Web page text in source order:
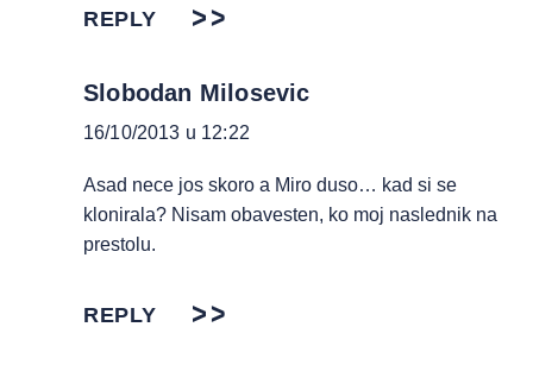
REPLY
Slobodan Milosevic
16/10/2013 u 12:22
Asad nece jos skoro a Miro duso… kad si se
klonirala? Nisam obavesten, ko moj naslednik na
prestolu.
REPLY